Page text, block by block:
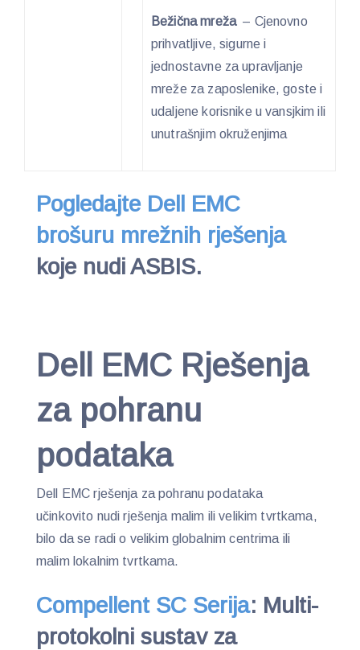
Bežična mreža – Cjenovno
prihvatljive, sigurne i
jednostavne za upravljanje
mreže za zaposlenike, goste i
udaljene korisnike u vansjkim ili
unutrašnjim okruženjima
Pogledajte Dell EMC
brošuru mrežnih rješenja
koje nudi ASBIS.
Dell EMC Rješenja
za pohranu
podataka
Dell EMC rješenja za pohranu podataka
učinkovito nudi rješenja malim ili velikim tvrtkama,
bilo da se radi o velikim globalnim centrima ili
malim lokalnim tvrtkama.
Compellent SC Serija: Multi-
protokolni sustav za